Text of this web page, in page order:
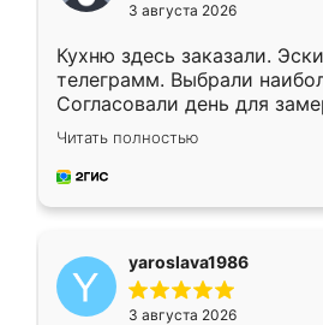
3 августа 2026
Кухню здесь заказали.
телеграмм. Выбрали
Согласовали день для
недели кухня была уже
довольны работой.
мебель за качественную
Читать полностью
yaroslava1986
3 августа 2026